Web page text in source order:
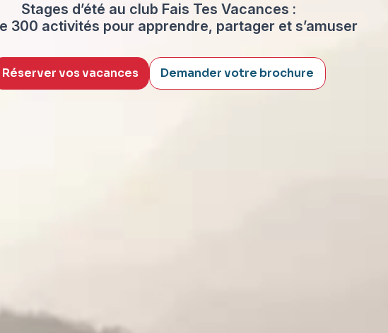
Stages d’été au club Fais Tes Vacances :
300 activités pour apprendre, partager et s’amuser
Réserver vos vacances Demander votre brochure